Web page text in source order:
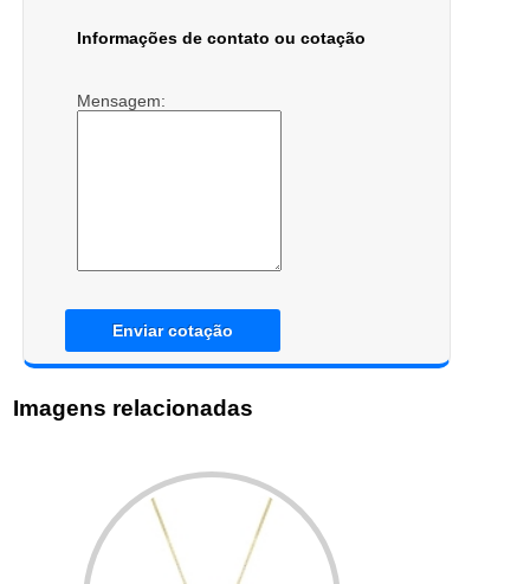
Informações de contato ou cotação
Mensagem:
Enviar cotação
Imagens relacionadas